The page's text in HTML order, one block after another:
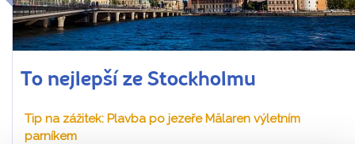
To nejlepší ze Stockholmu
Tip na zážitek: Plavba po jezeře Mälaren výletním
parníkem